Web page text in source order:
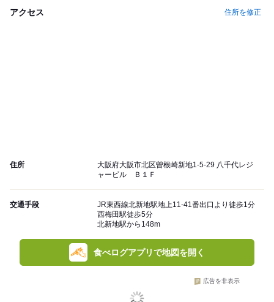
アクセス 住所を修正
住所
大阪府大阪市北区曽根崎新地1-5-29 八千代レジ
ャービル Ｂ１Ｆ
交通手段
JR東西線北新地駅地上11-41番出口より徒歩1分
西梅田駅徒歩5分
北新地駅から148m
食べログアプリで地図を開く
広告を非表示